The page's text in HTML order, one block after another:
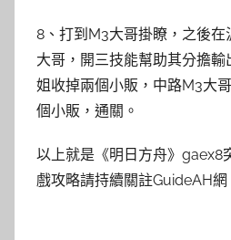
8、打到M3大哥掛瞭，之後
大哥，開三技能幫助其分擔
姐收掉兩個小販，中路M3大
個小販，通關。
以上就是《明日方舟》gaex8
戲攻略請持續關註GuideAH網